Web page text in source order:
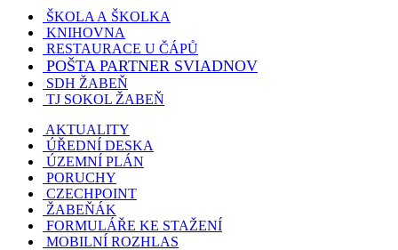
ŠKOLA A ŠKOLKA
KNIHOVNA
RESTAURACE U ČÁPŮ
POŠTA PARTNER SVIADNOV
SDH ŽABEŇ
TJ SOKOL ŽABEŇ
AKTUALITY
ÚŘEDNÍ DESKA
ÚZEMNÍ PLÁN
PORUCHY
CZECHPOINT
ŽABEŇÁK
FORMULÁŘE KE STAŽENÍ
MOBILNÍ ROZHLAS